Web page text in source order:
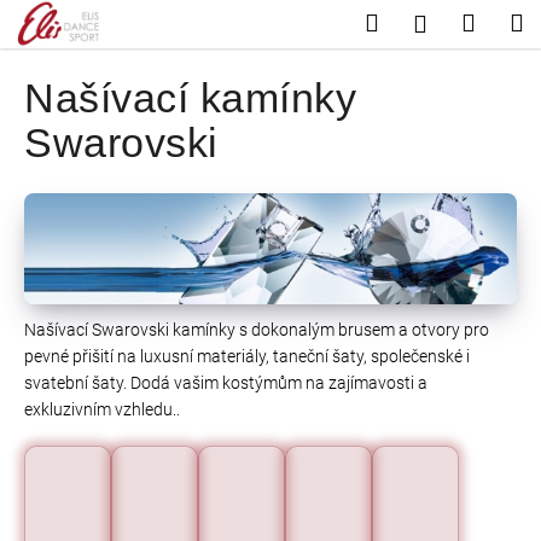
Přejít
na
HledatPřihlášení
Našívací kamínky
Swarovski
Našívací Swarovski kamínky s dokonalým brusem a otvory pro
pevné přišití na luxusní materiály, taneční šaty, společenské i
svatební šaty. Dodá vašim kostýmům na zajímavosti a
exkluzivním vzhledu..
o
C
o
p
o
t
ř
e
b
u
j
e